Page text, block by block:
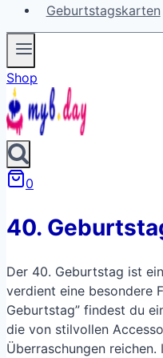
Geburtstagskarten
Shop
0
40.
Der 40. Geburtstag ist
verdient eine besondere
Geburtstag” findest du
die von stilvollen
Überraschungen